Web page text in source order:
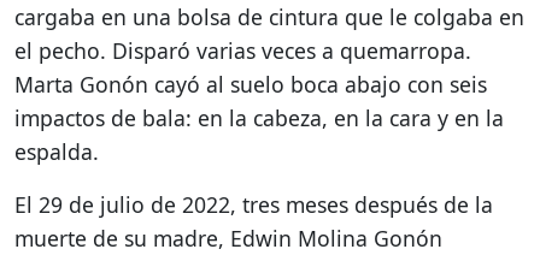
cargaba en una bolsa de cintura que le colgaba en
el pecho. Disparó varias veces a quemarropa.
Marta Gonón cayó al suelo boca abajo con seis
impactos de bala: en la cabeza, en la cara y en la
espalda.
El 29 de julio de 2022, tres meses después de la
muerte de su madre, Edwin Molina Gonón